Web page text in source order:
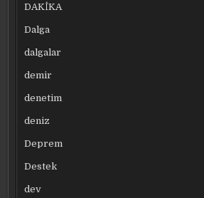
DAKİKA
Dalga
dalgalar
demir
denetim
deniz
Deprem
Destek
dev